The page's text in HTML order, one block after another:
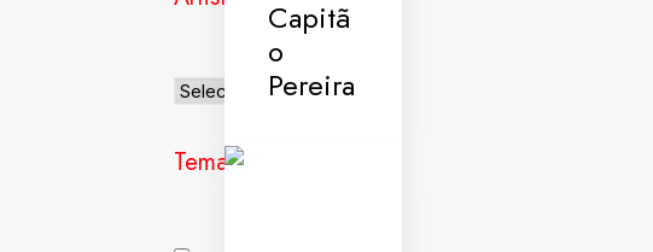
Temas
Capitã
o
Pereira